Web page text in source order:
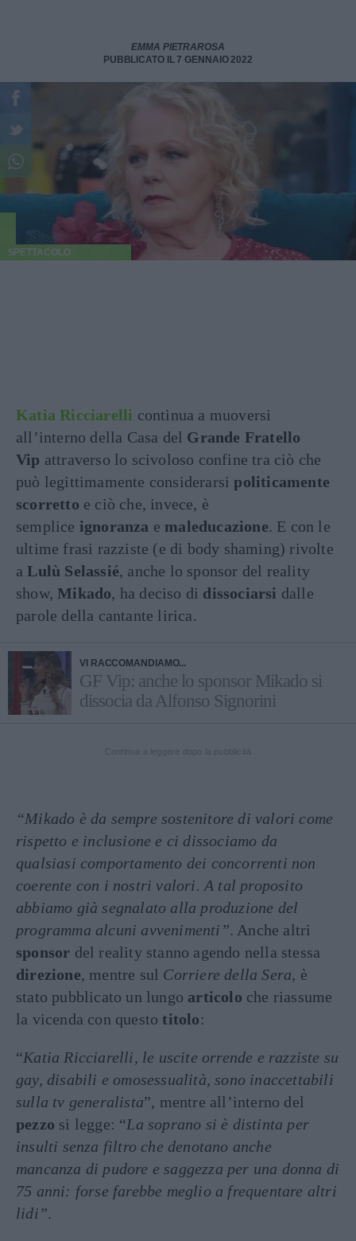
EMMA PIETRAROSA
PUBBLICATO IL 7 GENNAIO 2022
SPETTACOLO
Katia Ricciarelli continua a muoversi
all’interno della Casa del Grande Fratello
Vip attraverso lo scivoloso confine tra ciò che
può legittimamente considerarsipoliticamente
scorretto e ciò che, invece, è
semplice ignoranza e maleducazione. E con le
ultime frasi razziste (e di body shaming) rivolte
aLulù Selassié, anche lo sponsor del reality
show,Mikado, ha deciso di dissociarsi dalle
parole della cantante lirica.
VI RACCOMANDIAMO...
GF Vip: anche lo sponsor Mikado si
dissocia da Alfonso Signorini
“Mikado è da sempre sostenitore di valori come
rispetto e inclusione e ci dissociamo da
qualsiasi comportamento dei concorrenti non
coerente con i nostri valori. A tal proposito
abbiamo già segnalato alla produzione del
programma alcuni avvenimenti”. Anche altri
sponsor del reality stanno agendo nella stessa
direzione, mentre sul Corriere della Sera, è
stato pubblicato un lungo articolo che riassume
la vicenda con questotitolo:
“Katia Ricciarelli, le uscite orrende e razziste su
gay, disabili e omosessualità, sono inaccettabili
sulla tv generalista”, mentre all’interno del
pezzo si legge: “La soprano si è distinta per
insulti senza filtro che denotano anche
mancanza di pudore e saggezza per una donna di
75 anni: forse farebbe meglio a frequentare altri
lidi”.